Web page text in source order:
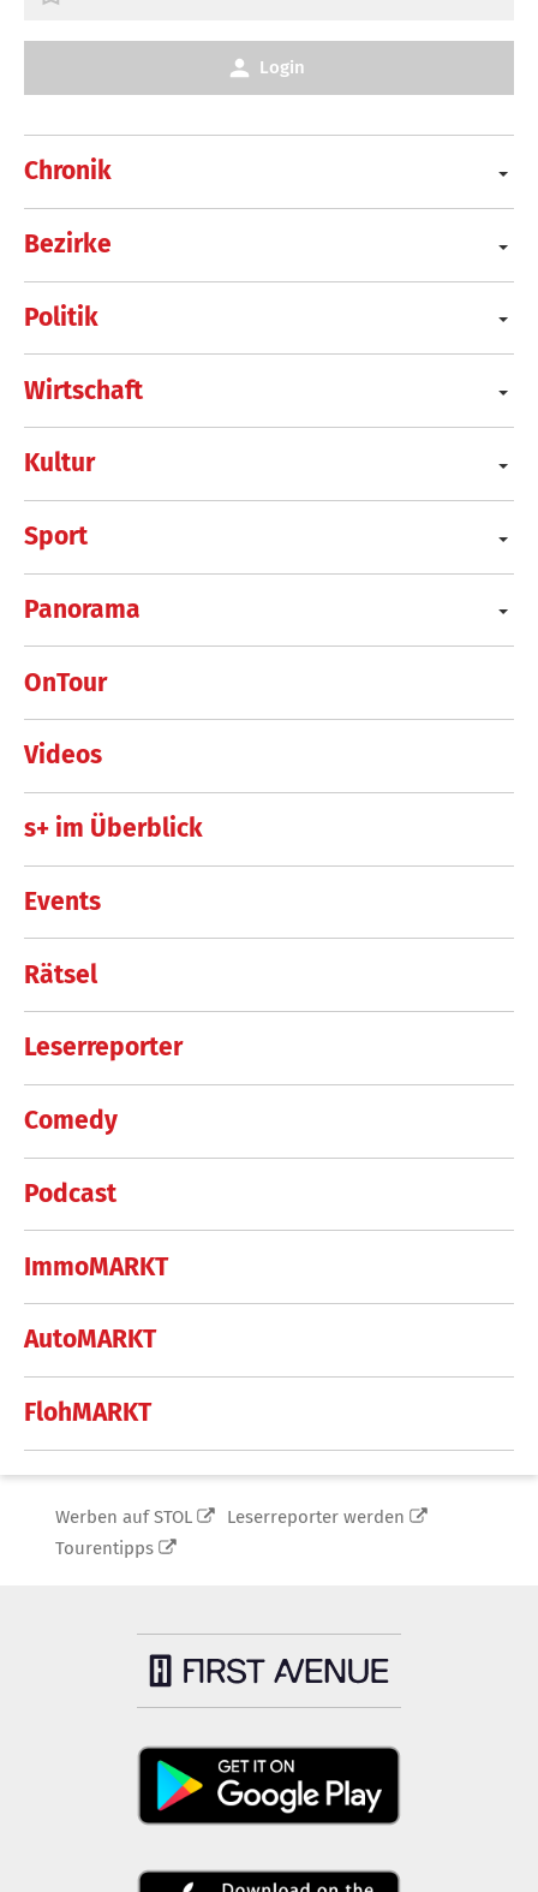
Chronik
Bezirke
Politik
Wirtschaft
Kultur
Sport
Panorama
OnTour
Videos
s+ im Überblick
Events
Rätsel
Leserreporter
Comedy
Podcast
ImmoMARKT
AutoMARKT
FlohMARKT
Login
Werben auf STOL
Leserreporter werden
Tourentipps